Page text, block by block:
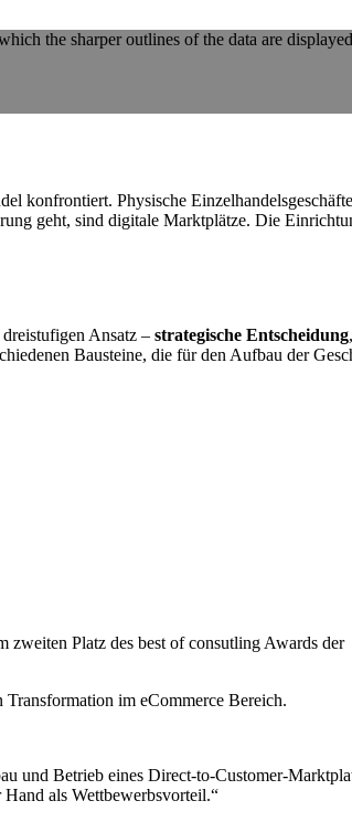
konfrontiert. Physische
geht, sind digitale Marktplätze. Die
Ansatz – strategische Entscheidung,
Bausteine, die für den Aufbau der
Platz des best of consutling Awards der
im eCommerce Bereich.
Betrieb eines Direct-to-Customer-
als Wettbewerbsvorteil.“